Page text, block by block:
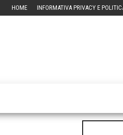
HOME INFORMATIVA PRIVACY E